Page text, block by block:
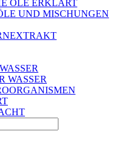
ÖLE ERKLÄRT
UND MISCHUNGEN
WASSER